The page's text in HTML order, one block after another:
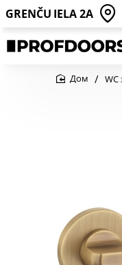
GRENČU IELA 2A
WC